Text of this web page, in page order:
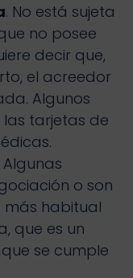
. No está sujeta
no posee
decir que,
el acreedor
Algunos
las tarjetas de
Algunas
o son
más habitual
que es un
se cumple